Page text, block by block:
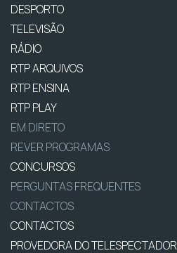
DESPORTO
TELEVISÃO
RÁDIO
RTP ARQUIVOS
RTP ENSINA
RTP PLAY
EM DIRETO
REVER PROGRAMAS
CONCURSOS
PERGUNTAS FREQUENTES
CONTACTOS
CONTACTOS
PROVEDORA DO TELESPECTADOR